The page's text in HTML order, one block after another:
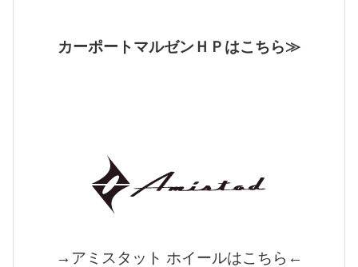
カーポートマルゼンＨＰはこちら≫
→アミスタット ホイールはこちら←